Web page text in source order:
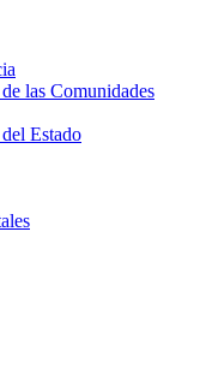
las Comunidades
Estado